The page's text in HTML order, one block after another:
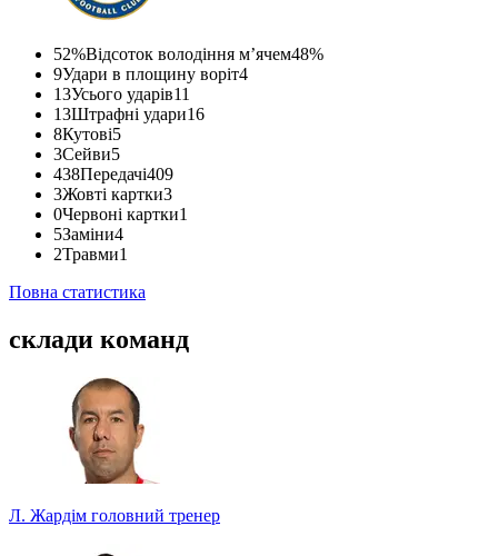
52%Відсоток володіння м’ячем48%
9Удари в площину воріт4
13Усього ударів11
13Штрафні удари16
8Кутові5
3Сейви5
438Передачі409
3Жовті картки3
0Червоні картки1
5Заміни4
2Травми1
Повна статистика
склади команд
Л. Жардім головний тренер